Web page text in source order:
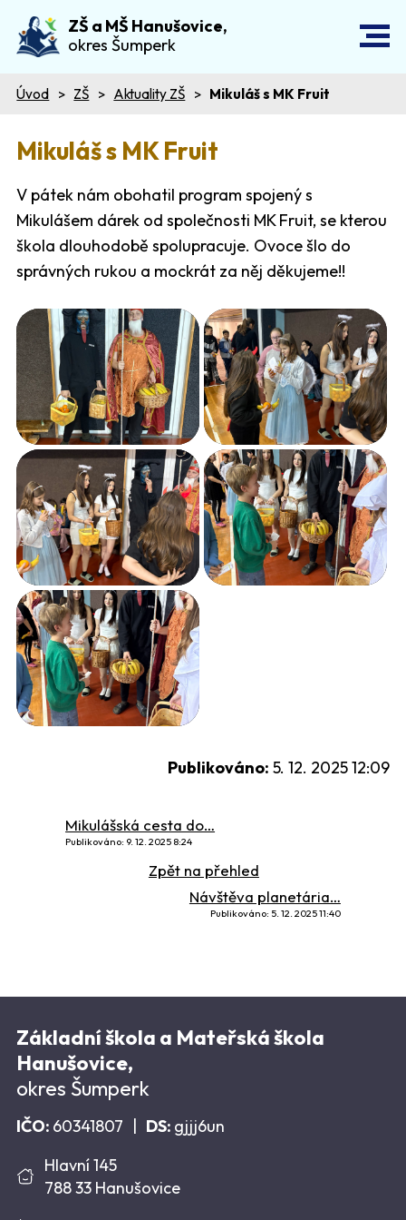
ZŠ a MŠ Hanušovice,
okres Šumperk
Úvod ZŠ Aktuality ZŠ Mikuláš s MK Fruit
Mikuláš s MK Fruit
V pátek nám obohatil program spojený s
Mikulášem dárek od společnosti MK Fruit, se kterou
škola dlouhodobě spolupracuje. Ovoce šlo do
správných rukou a mockrát za něj děkujeme!!
Publikováno: 5. 12. 2025 12:09
Mikulášská cesta do…
Publikováno: 9. 12. 2025 8:24
Zpět na přehled
Návštěva planetária…
Publikováno: 5. 12. 2025 11:40
Základní škola a Mateřská škola
Hanušovice,
okres Šumperk
IČO: 60341807 DS: gjjj6un
Hlavní 145
788 33 Hanušovice